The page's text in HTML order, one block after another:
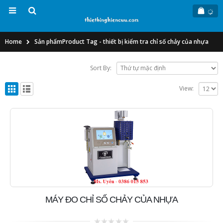
Home Sản phẩmProduct Tag -thiết bị kiểm tra chỉ số chảy của nhựa
Sort By:
View:
MÁY ĐO CHỈ SỐ CHẢY CỦA NHỰA